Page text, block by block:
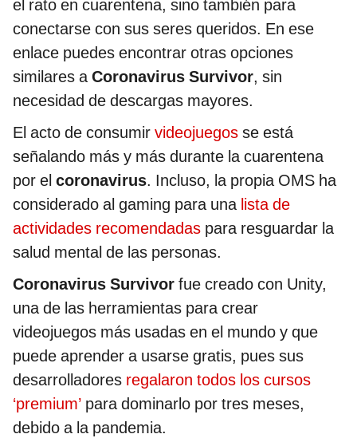
el rato en cuarentena, sino también para
conectarse con sus seres queridos. En ese
enlace puedes encontrar otras opciones
similares aCoronavirus Survivor, sin
necesidad de descargas mayores.
El acto de consumir videojuegos se está
señalando más y más durante la cuarentena
por el coronavirus. Incluso, la propia OMS ha
considerado al gaming para una lista de
actividades recomendadas para resguardar la
salud mental de las personas.
Coronavirus Survivor fue creado con Unity,
una de las herramientas para crear
videojuegos más usadas en el mundo y que
puede aprender a usarse gratis, pues sus
desarrolladores regalaron todos los cursos
‘premium’ para dominarlo por tres meses,
debido a la pandemia.